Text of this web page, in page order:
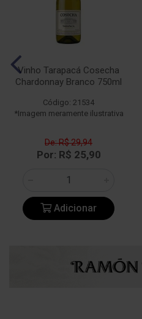
Vinho Tarapacá Cosecha
Chardonnay Branco 750ml
Código: 21534
*Imagem meramente ilustrativa
De: R$ 29,94
Por: R$ 25,90
Adicionar